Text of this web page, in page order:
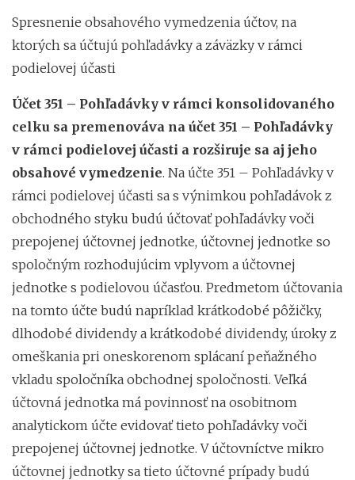
Spresnenie obsahového vymedzenia účtov, na
ktorých sa účtujú pohľadávky a záväzky v rámci
podielovej účasti
Účet 351 – Pohľadávky v rámci konsolidovaného
celku sa premenováva na účet 351 – Pohľadávky
v rámci podielovej účasti a rozširuje sa aj jeho
obsahové vymedzenie. Na účte 351 – Pohľadávky v
rámci podielovej účasti sa s výnimkou pohľadávok z
obchodného styku budú účtovať pohľadávky voči
prepojenej účtovnej jednotke, účtovnej jednotke so
spoločným rozhodujúcim vplyvom a účtovnej
jednotke s podielovou účasťou. Predmetom účtovania
na tomto účte budú napríklad krátkodobé pôžičky,
dlhodobé dividendy a krátkodobé dividendy, úroky z
omeškania pri oneskorenom splácaní peňažného
vkladu spoločníka obchodnej spoločnosti. Veľká
účtovná jednotka má povinnosť na osobitnom
analytickom účte evidovať tieto pohľadávky voči
prepojenej účtovnej jednotke. V účtovníctve mikro
účtovnej jednotky sa tieto účtovné prípady budú